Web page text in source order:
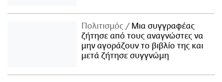
Πολιτισμός
Μια συγγραφέας
ζήτησε από τους αναγνώστες να
μην αγοράζουν το βιβλίο της και
μετά ζήτησε συγγνώμη